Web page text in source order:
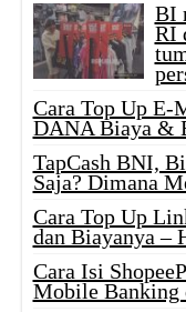
BI
RI
Cara Top Up E-
DANA Biaya &
TapCash BNI,
Saja? Dimana
Cara Top Up
dan Biayanya –
Cara Isi
Mobile Banking